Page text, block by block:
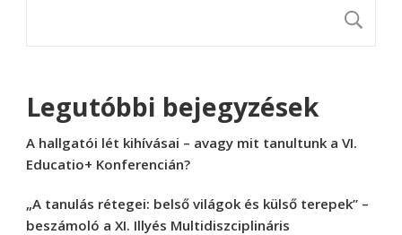
Legutóbbi bejegyzések
A hallgatói lét kihívásai – avagy mit tanultunk a VI.
Educatio+ Konferencián?
„A tanulás rétegei: belső világok és külső terepek” –
beszámoló a XI. Illyés Multidiszciplináris